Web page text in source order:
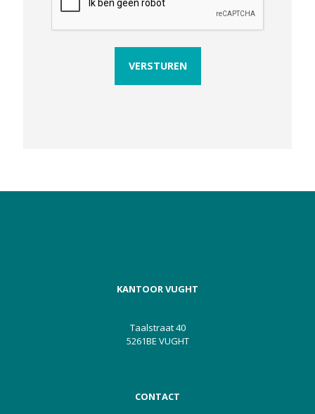
KANTOOR VUGHT
Taalstraat 40
5261BE VUGHT
CONTACT